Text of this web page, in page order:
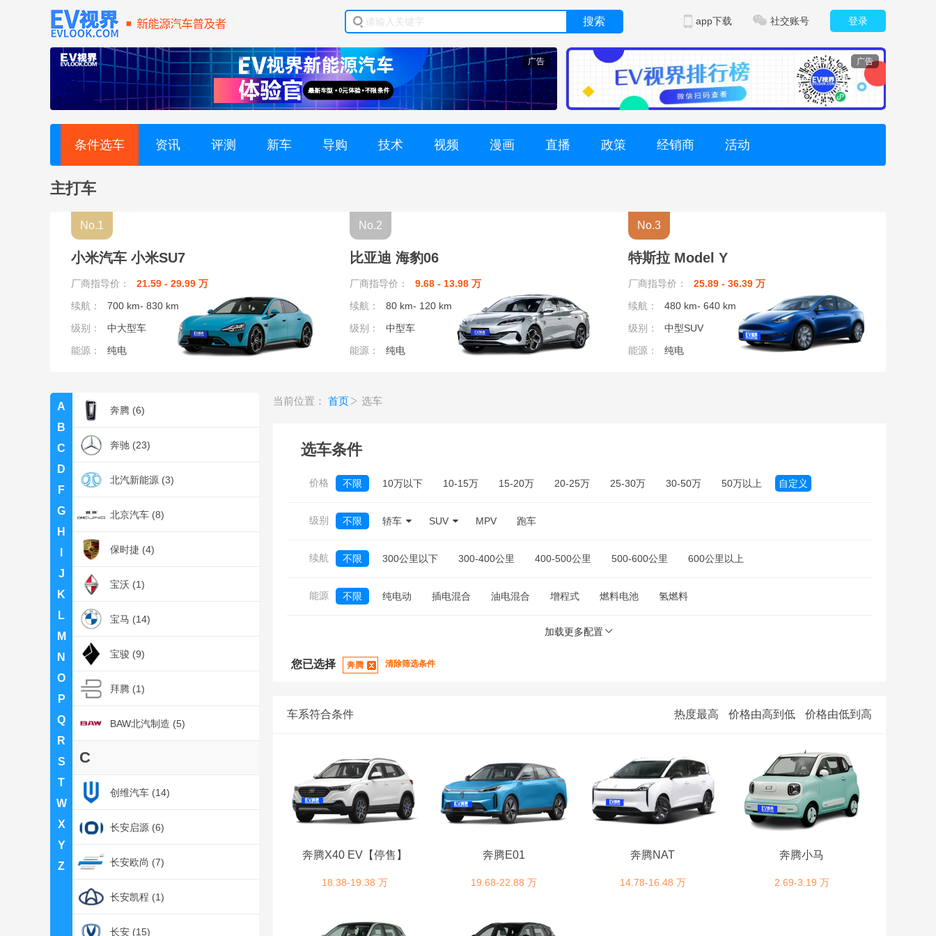
搜索 登录
社交账号
app下载
广告 广告
条件选车 资讯 评测 新车 导购 技术 视频 漫画 直播 政策 经销商 活动
主打车
No.1
小米汽车 小米SU7
厂商指导价：
21.59 - 29.99 万
续航：
700 km- 830 km
级别：
中大型车
能源：
纯电
No.2
比亚迪 海豹06
厂商指导价：
9.68 - 13.98 万
续航：
80 km- 120 km
级别：
中型车
能源：
纯电
No.3
特斯拉 Model Y
厂商指导价：
25.89 - 36.39 万
续航：
480 km- 640 km
级别：
中型SUV
能源：
纯电
A
B
C
D
F
G
H
J
K
L
M
N
O
P
Q
R
S
T
W
X
Y
Z
奥迪AUDI (2)
奥迪 (11)
爱驰 (2)
阿维塔 (6)
B
宾利 (3)
标致 (3)
奔腾 (6)
奔驰 (23)
北汽新能源 (3)
北京汽车 (8)
保时捷 (4)
宝沃 (1)
宝马 (14)
宝骏 (9)
拜腾 (1)
BAW北汽制造 (5)
C
创维汽车 (14)
长安启源 (6)
长安欧尚 (7)
长安凯程 (1)
长安 (15)
当前位置： 首页 选车
选车条件
价格 不限 10万以下 10-15万 15-20万 20-25万 25-30万 30-50万 50万以上 自定义
0万
级别 不限 轿车 SUV MPV 跑车
续航 不限 300公里以下 300-400公里 400-500公里 500-600公里 600公里以上
能源 不限 纯电动 插电混合 油电混合 增程式 燃料电池 氢燃料
加载更多配置
您已选择 奔腾 清除筛选条件
车系符合条件 热度最高 价格由高到低 价格由低到高
奔腾X40 EV【停售】
18.38-19.38 万
奔腾E01
19.68-22.88 万
奔腾NAT
14.78-16.48 万
奔腾小马
2.69-3.19 万